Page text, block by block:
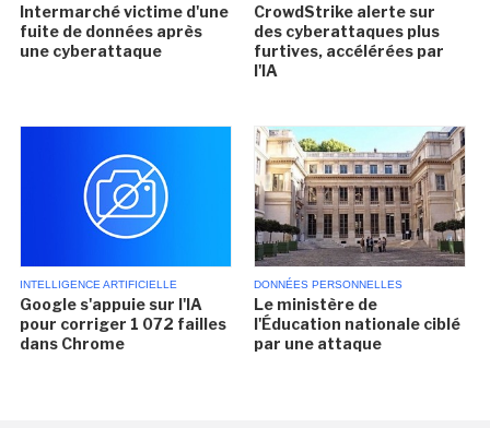
Intermarché victime d'une
fuite de données après
une cyberattaque
CrowdStrike alerte sur
des cyberattaques plus
furtives, accélérées par
l'IA
INTELLIGENCE ARTIFICIELLE
Google s'appuie sur l'IA
pour corriger 1 072 failles
dans Chrome
DONNÉES PERSONNELLES
Le ministère de
l'Éducation nationale ciblé
par une attaque